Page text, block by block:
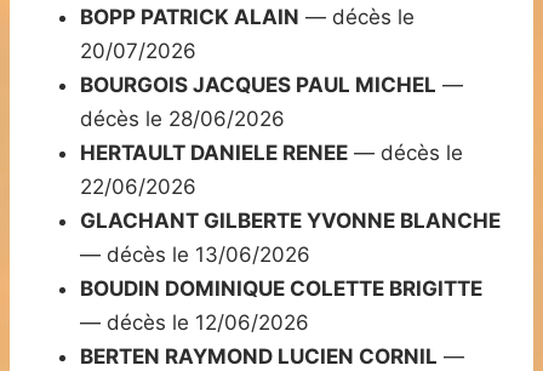
BOPP PATRICK ALAIN — décès le
20/07/2026
BOURGOIS JACQUES PAUL MICHEL —
décès le 28/06/2026
HERTAULT DANIELE RENEE — décès le
22/06/2026
GLACHANT GILBERTE YVONNE BLANCHE
— décès le 13/06/2026
BOUDIN DOMINIQUE COLETTE BRIGITTE
— décès le 12/06/2026
BERTEN RAYMOND LUCIEN CORNIL —